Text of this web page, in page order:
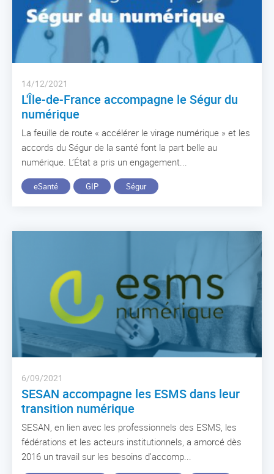
14/12/2021
L'Île-de-France accompagne le Ségur du
numérique
La feuille de route « accélérer le virage numérique » et les
accords du Ségur de la santé font la part belle au
numérique. L’État a pris un engagement...
eSanté GIP Ségur
6/09/2021
SESAN accompagne les ESMS dans leur
transition numérique
SESAN, en lien avec les professionnels des ESMS, les
fédérations et les acteurs institutionnels, a amorcé dès
2016 un travail sur les besoins d’accomp...